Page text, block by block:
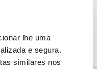
lhe uma
e segura.
similares nos